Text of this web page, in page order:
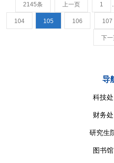
2145条 上一页 1
104 105 106 107
下
导
科技处
财务处
研究生
图书馆